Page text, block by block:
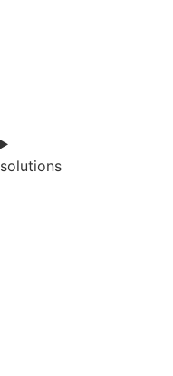
solutions